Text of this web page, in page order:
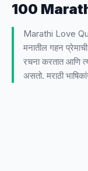
100
Marathi Love
मनातील गहन
रचना करतात आणि
असतो. मराठी